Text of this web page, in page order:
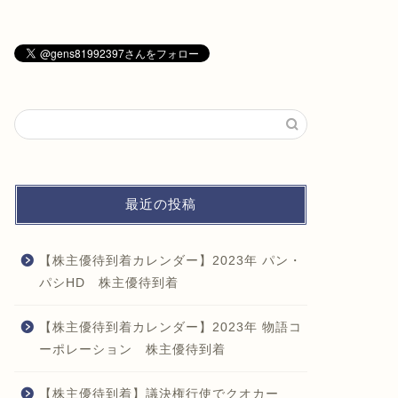
最近の投稿
【株主優待到着カレンダー】2023年 パン・
パシHD 株主優待到着
【株主優待到着カレンダー】2023年 物語コ
ーポレーション 株主優待到着
【株主優待到着】議決権行使でクオカー